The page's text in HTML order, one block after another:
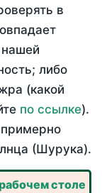
в
либо
(какой
по ссылке).
(Шурука).
столе